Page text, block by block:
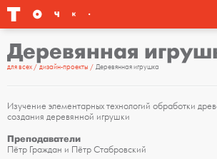
Деревянная
для всех дизайн-проекты Деревянная игрушка
Изучение элементарных технологий обработки
создания деревянной игрушки
Преподаватели
Пётр Граждан и Пётр Стабровский